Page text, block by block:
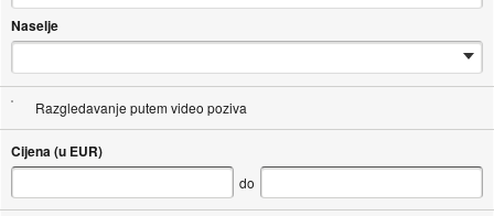
Naselje
Razgledavanje putem video poziva
Cijena (u EUR)
do